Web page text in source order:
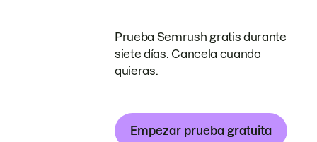
Prueba Semrush gratis durante
siete días. Cancela cuando
quieras.
Empezar prueba gratuita